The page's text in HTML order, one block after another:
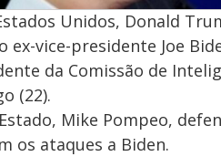
Unidos, Donald
vice-presidente Joe
da Comissão de
(22).
Mike Pompeo,
os ataques a Biden.